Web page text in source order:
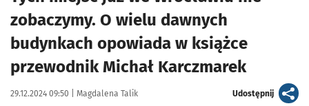
zobaczymy. O wielu dawnych
budynkach opowiada w książce
przewodnik Michał Karczmarek
Data publikacji:
29.12.2024 09:50 | Autor:
Magdalena Talik Udostępnijartykuł